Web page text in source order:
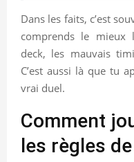
Dans les faits, c’est
comprends le mieux
deck, les mauvais
C’est aussi là que tu
vrai duel.
Comment
les règles